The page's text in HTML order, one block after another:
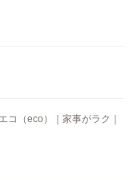
コ（eco）｜家事がラク｜